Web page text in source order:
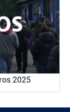
2025